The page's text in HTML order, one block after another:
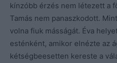
kínzóbb érzés nem létezett a
Tamás nem panaszkodott.
volna fiuk másságát. Éva
esténként, amikor elnézte az
kétségbeesetten kereste a